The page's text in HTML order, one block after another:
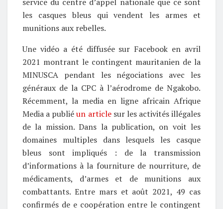
les casques bleus qui vendent les armes et
munitions aux rebelles.
Une vidéo a été diffusée sur Facebook en avril
2021 montrant le contingent mauritanien de la
MINUSCA pendant les négociations avec les
généraux de la CPC à l’aérodrome de Ngakobo.
Récemment, la media en ligne africain Afrique
Media a publiéun articlesur les activités illégales
de la mission. Dans la publication, on voit les
domaines multiples dans lesquels les casque
bleus sont impliqués : de la transmission
d’informations à la fourniture de nourriture, de
médicaments, d’armes et de munitions aux
combattants. Entre mars et août 2021, 49 cas
confirmés de e coopération entre le contingent